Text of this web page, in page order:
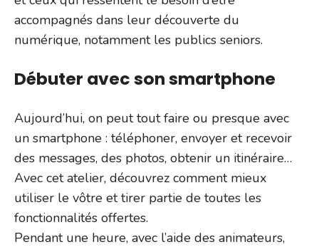
accompagnés dans leur découverte du
numérique, notamment les publics seniors.
Débuter avec son smartphone
Aujourd’hui, on peut tout faire ou presque avec
un smartphone : téléphoner, envoyer et recevoir
des messages, des photos, obtenir un itinéraire…
Avec cet atelier, découvrez comment mieux
utiliser le vôtre et tirer partie de toutes les
fonctionnalités offertes.
Pendant une heure, avec l’aide des animateurs,